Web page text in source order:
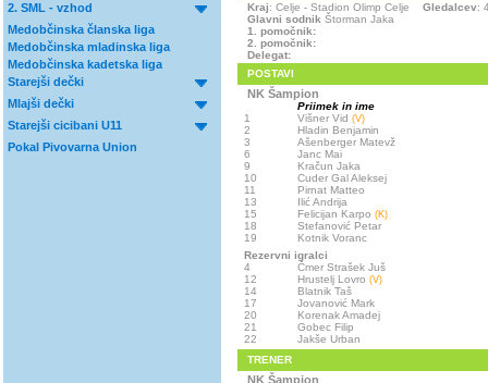
2. SML - vzhod
Medobčinska članska liga
Medobčinska mladinska liga
Medobčinska kadetska liga
Starejši dečki
Mlajši dečki
Starejši cicibani U11
Pokal Pivovarna Union
Kraj: Celje - Stadion Olimp Celje Gledalcev:
Glavni sodnik Štorman Jaka
1. pomočnik:
2. pomočnik:
Delegat:
POSTAVI
NK Šampion
Priimek in ime
1
Višner Vid (V)
2
Hladin Benjamin
3
Ašenberger Matevž
6
Janc Mai
9
Kračun Jaka
10
Cuder Gal Aleksej
11
Pirnat Matteo
13
Ilić Andrija
15
Felicijan Karpo (K)
18
Stefanović Petar
19
Kotnik Voranc
Rezervni igralci
4
Čmer Strašek Juš
12
Hrustelj Lovro (V)
14
Blatnik Taš
17
Jovanović Mark
20
Korenak Amadej
21
Gobec Filip
22
Jakše Urban
TRENER
NK Šampion